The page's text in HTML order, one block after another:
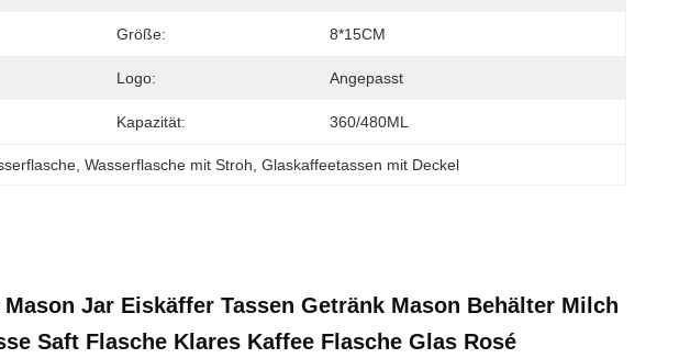
Größe: 8*15CM
Logo: Angepasst
Kapazität: 360/480ML
, Wasserflasche mit Stroh , Glaskaffeetassen mit Deckel
Jar Eiskäffer Tassen Getränk Mason Behälter Milch
Saft Flasche Klares Kaffee Flasche Glas Rosé